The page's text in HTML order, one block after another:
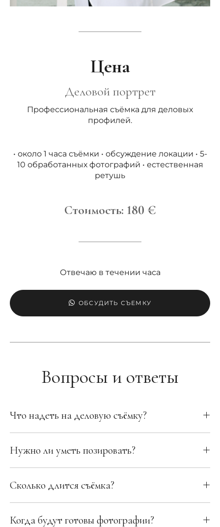
Цена
Деловой портрет
Профессиональная съёмка для деловых
профилей.
• около 1 часа съёмки • обсуждение локации • 5-
10 обработанных фотографий • естественная
ретушь
Стоимость: 180 €
Отвечаю в течении часа
ОБСУДИТЬ СЪЕМКУ
Вопросы и ответы
Что надеть на деловую съёмку?
Нужно ли уметь позировать?
Сколько длится съёмка?
Когда будут готовы фотографии?